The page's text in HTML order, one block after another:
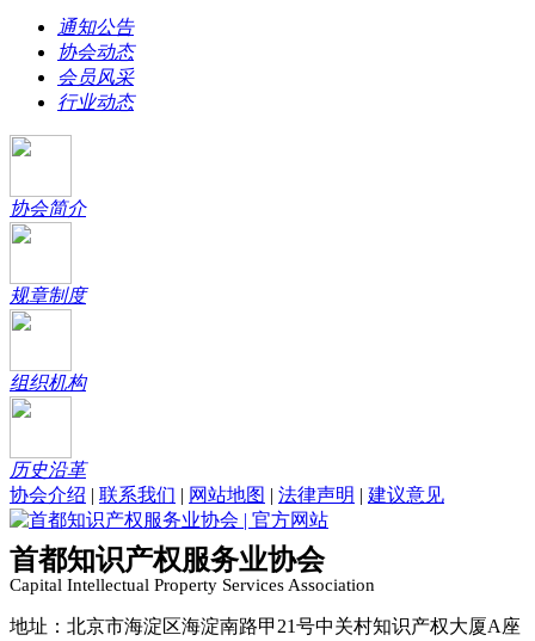
通知公告
协会动态
会员风采
行业动态
协会简介
规章制度
组织机构
历史沿革
协会介绍
联系我们 网站地图 法律声明 建议意见
首都知识产权服务业协会
Capital Intellectual Property Services Association
地址：北京市海淀区海淀南路甲21号中关村知识产权大厦A座